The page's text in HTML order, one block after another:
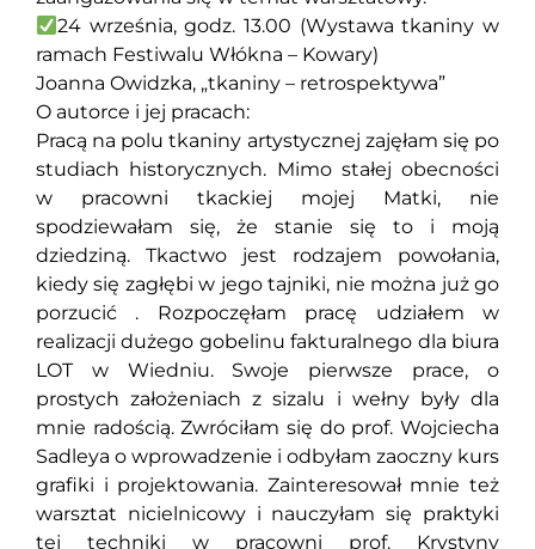
24 września, godz. 13.00 (Wystawa tkaniny w
ramach Festiwalu Włókna – Kowary)
Joanna Owidzka, „tkaniny – retrospektywa”
O autorce i jej pracach:
Pracą na polu tkaniny artystycznej zajęłam się po
studiach historycznych. Mimo stałej obecności
w pracowni tkackiej mojej Matki, nie
spodziewałam się, że stanie się to i moją
dziedziną. Tkactwo jest rodzajem powołania,
kiedy się zagłębi w jego tajniki, nie można już go
porzucić . Rozpoczęłam pracę udziałem w
realizacji dużego gobelinu fakturalnego dla biura
LOT w Wiedniu. Swoje pierwsze prace, o
prostych założeniach z sizalu i wełny były dla
mnie radością. Zwróciłam się do prof. Wojciecha
Sadleya o wprowadzenie i odbyłam zaoczny kurs
grafiki i projektowania. Zainteresował mnie też
warsztat nicielnicowy i nauczyłam się praktyki
tej techniki w pracowni prof. Krystyny